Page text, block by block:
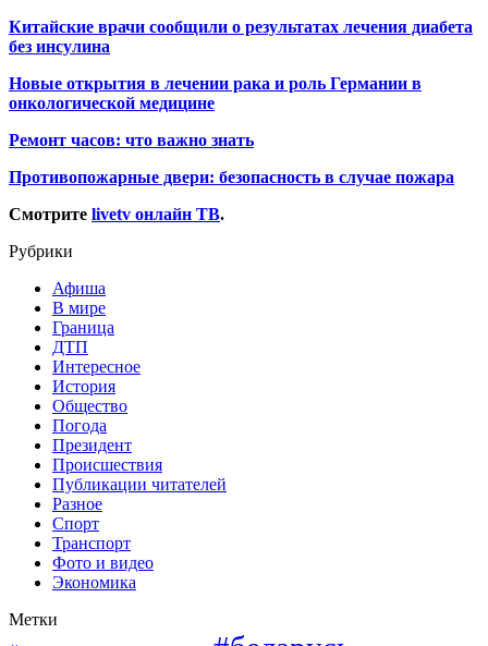
Китайские врачи сообщили о результатах лечения диабета
без инсулина
Новые открытия в лечении рака и роль Германии в
онкологической медицине
Ремонт часов: что важно знать
Противопожарные двери: безопасность в случае пожара
Смотрите livetv онлайн ТВ.
Рубрики
Афиша
В мире
Граница
ДТП
Интересное
История
Общество
Погода
Президент
Происшествия
Публикации читателей
Разное
Спорт
Транспорт
Фото и видео
Экономика
Метки